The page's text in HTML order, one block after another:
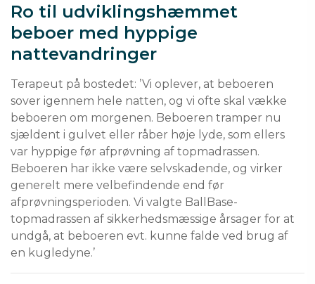
Ro til udviklingshæmmet
beboer med hyppige
nattevandringer
Terapeut på bostedet: ’Vi oplever, at beboeren
sover igennem hele natten, og vi ofte skal vække
beboeren om morgenen. Beboeren tramper nu
sjældent i gulvet eller råber høje lyde, som ellers
var hyppige før afprøvning af topmadrassen.
Beboeren har ikke være selvskadende, og virker
generelt mere velbefindende end før
afprøvningsperioden. Vi valgte BallBase-
topmadrassen af sikkerhedsmæssige årsager for at
undgå, at beboeren evt. kunne falde ved brug af
en kugledyne.’